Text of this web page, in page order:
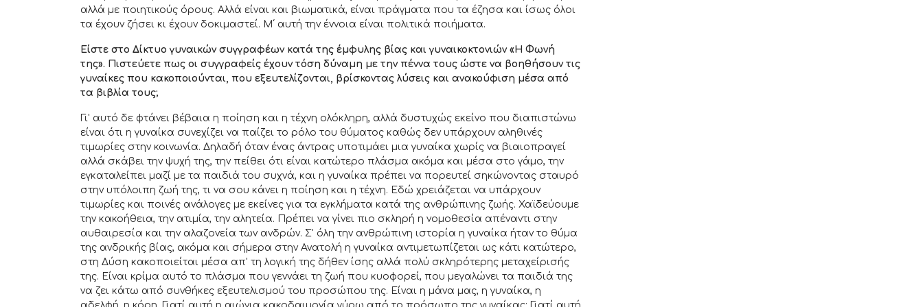
αλλά με ποιητικούς όρους. Αλλά είναι και βιωματικά, είναι πράγματα που τα έζησα και ίσως όλοι
τα έχουν ζήσει κι έχουν δοκιμαστεί. Μ΄ αυτή την έννοια είναι πολιτικά ποιήματα.
Είστε στο Δίκτυο γυναικών συγγραφέων κατά της έμφυλης βίας και γυναικοκτονιών «Η Φωνή
της». Πιστεύετε πως οι συγγραφείς έχουν τόση δύναμη με την πέννα τους ώστε να βοηθήσουν τις
γυναίκες που κακοποιούνται, που εξευτελίζονται, βρίσκοντας λύσεις και ανακούφιση μέσα από
τα βιβλία τους;
Γι' αυτό δε φτάνει βέβαια η ποίηση και η τέχνη ολόκληρη, αλλά δυστυχώς εκείνο που διαπιστώνω
είναι ότι η γυναίκα συνεχίζει να παίζει το ρόλο του θύματος καθώς δεν υπάρχουν αληθινές
τιμωρίες στην κοινωνία. Δηλαδή όταν ένας άντρας υποτιμάει μια γυναίκα χωρίς να βιαιοπραγεί
αλλά σκάβει την ψυχή της, την πείθει ότι είναι κατώτερο πλάσμα ακόμα και μέσα στο γάμο, την
εγκαταλείπει μαζί με τα παιδιά του συχνά, και η γυναίκα πρέπει να πορευτεί σηκώνοντας σταυρό
στην υπόλοιπη ζωή της, τι να σου κάνει η ποίηση και η τέχνη. Εδώ χρειάζεται να υπάρχουν
τιμωρίες και ποινές ανάλογες με εκείνες για τα εγκλήματα κατά της ανθρώπινης ζωής. Χαϊδεύουμε
την κακοήθεια, την ατιμία, την αλητεία. Πρέπει να γίνει πιο σκληρή η νομοθεσία απέναντι στην
αυθαιρεσία και την αλαζονεία των ανδρών. Σ' όλη την ανθρώπινη ιστορία η γυναίκα ήταν το θύμα
της ανδρικής βίας, ακόμα και σήμερα στην Ανατολή η γυναίκα αντιμετωπίζεται ως κάτι κατώτερο,
στη Δύση κακοποιείται μέσα απ' τη λογική της δήθεν ίσης αλλά πολύ σκληρότερης μεταχείρισής
της. Είναι κρίμα αυτό το πλάσμα που γεννάει τη ζωή που κυοφορεί, που μεγαλώνει τα παιδιά της
να ζει κάτω από συνθήκες εξευτελισμού του προσώπου της. Είναι η μάνα μας, η γυναίκα, η